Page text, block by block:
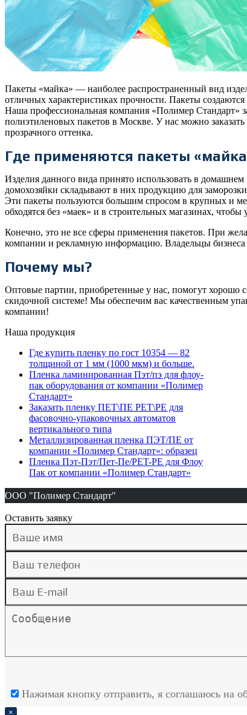
Пакеты «майка» — наиболее распространенный вид
отличных характеристиках прочности. Пакеты создаются
Наша профессиональная компания «Полимер Стандарт»
полиэтиленовых пакетов в Москве. У нас можно
прозрачного оттенка.
Где применяются пакеты
Изделия данного вида принято использовать в
домохозяйки складывают в них продукцию для
Эти пакеты пользуются большим спросом в крупных и
обходятся без «маек» и в строительных магазинах,
Конечно, это не все сферы применения пакетов. При
компании и рекламную информацию. Владельцы бизнеса
Почему мы?
Оптовые партии, приобретенные у нас, помогут хорошо
скидочной системе! Мы обеспечим вас качественным
компании!
Наша продукция
Где купить пленку по гост 10354 — 82
толщиной от 1 мм (1000 мкм) и больше.
Пленка ламинированная Пэт/пэ для флоу-
пак оборудования от компании «Полимер
Стандарт»
Заказать пленку ПЕТ\ПЕ PET\PE для
фасовочно-упаковочных автоматов
вертикального типа
Металлизированная пленка ПЭТ/ПЕ от
компании «Полимер Стандарт»: образец
Пленка Пэт-Пэт/Пет-Пе/PET-PE для Флоу
Пак от компании «Полимер Стандарт»
ООО "Полимер Стандарт"
Оставить заявку
Нажимая кнопку отправить, я соглашаюсь на
×